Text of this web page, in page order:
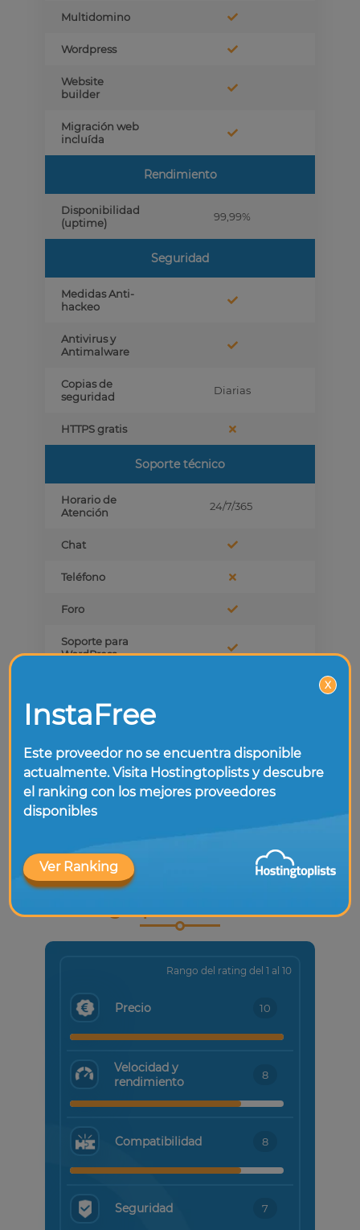
X
InstaFree
Este proveedor no se encuentra disponible
actualmente. Visita Hostingtoplists y descubre
el ranking con los mejores proveedores
disponibles
Ver Ranking
Multidomino
Wordpress
Website
builder
Migración web
incluída
Rendimiento
Disponibilidad
(uptime)
99,99%
Seguridad
Medidas Anti-
hackeo
Antivirus y
Antimalware
Copias de
seguridad
Diarias
HTTPS gratis
Soporte técnico
Horario de
Atención
24/7/365
Chat
Teléfono
Foro
Soporte para
WordPress
Precio/mes
Frecuencia de
pago
Mensual
Politica de
devolución
Valoración de
Rango del rating del 1 al 10
Precio 10
Velocidad y
rendimiento
8
Compatibilidad 8
Seguridad 7